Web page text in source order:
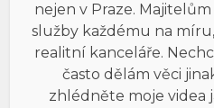
nejen v Praze.
služby každému na
realitní kanceláře.
často dělám věci
zhlédněte moje videa